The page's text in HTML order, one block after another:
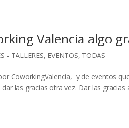
Valencia algo
- TALLERES, EVENTOS, TODAS
CoworkingValencia, y de eventos
las gracias otra vez. Dar las gracias